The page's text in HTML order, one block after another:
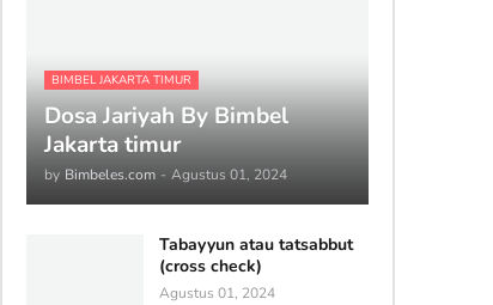
BIMBEL JAKARTA TIMUR
Dosa Jariyah By Bimbel
Jakarta timur
by Bimbeles.com - Agustus 01, 2024
Tabayyun atau tatsabbut
(cross check)
Agustus 01, 2024